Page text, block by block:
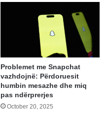
Problemet me Snapchat
vazhdojnë: Përdoruesit
humbin mesazhe dhe miq
pas ndërprerjes
October 20, 2025